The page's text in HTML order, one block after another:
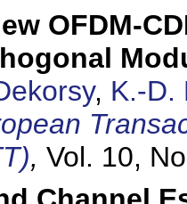
OFDM-
, K.-D.
, Vol. 10,